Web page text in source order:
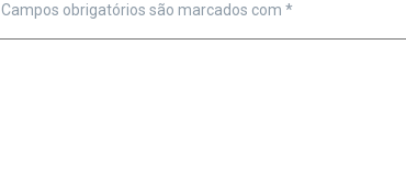
Campos obrigatórios são marcados com *